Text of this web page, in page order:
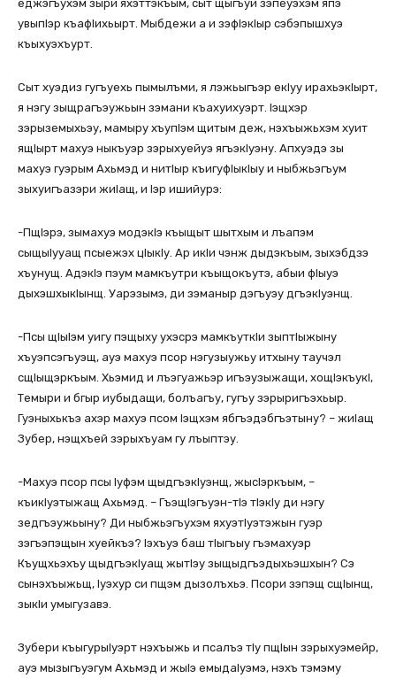
еджэгъухэм зыри яхэттэкъым, сыт щыгъуи зэпеуэхэм япэ
увыпIэр къафIихьырт. Мыбдежи а и зэфIэкIыр сэбэпышхуэ
къыхуэхъурт.
Сыт хуэдиз гугъуехь пымылъми, я лэжьыгъэр екIуу ирахьэкIырт,
я нэгу зыщрагъэужьын зэмани къахуихуэрт. Iэщхэр
зэрыземыхьэу, мамыру хъупIэм щитым деж, нэхъыжьхэм хуит
ящIырт махуэ ныкъуэр зэрыхуейуэ ягъэкIуэну. Апхуэдэ зы
махуэ гуэрым Ахьмэд и нитIыр къигуфIыкIыу и ныбжьэгъум
зыхуигъазэри жиIащ, и Iэр ишийурэ:
-ПщIэрэ, зымахуэ модэкIэ къыщыт шытхым и лъапэм
сыщыIууащ псыежэх цIыкIу. Ар икIи чэнж дыдэкъым, зыхэбдзэ
хъунущ. АдэкIэ пэум мамкъутри къыщокъутэ, абыи фIыуэ
дыхэшхыкIынщ. Уарэзымэ, ди зэманыр дэгъуэу дгъэкIуэнщ.
-Псы щIыIэм уигу пэщыху ухэсрэ мамкъуткIи зыптIыжыну
хъуэпсэгъуэщ, ауэ махуэ псор нэгузыужьу итхыну таучэл
сщIыщэркъым. Хьэмид и лъэгуажьэр игъэузыжащи, хощIэкъукI,
Темыри и бгыр иубыдащи, болъагъу, гугъу зэрыригъэхьыр.
Гуэныхькъэ ахэр махуэ псом Iэщхэм ябгъэдэбгъэтыну? – жиIащ
Зубер, нэщхъей зэрыхъуам гу лъыптэу.
-Махуэ псор псы Iуфэм щыдгъэкIуэнщ, жысIэркъым, –
къикIуэтыжащ Ахьмэд. – ГъэщIэгъуэн-тIэ тIэкIу ди нэгу
зедгъэужьыну? Ди ныбжьэгъухэм яхуэтIуэтэжын гуэр
зэгъэпэщын хуейкъэ? Iэхъуэ баш тIыгъыу гъэмахуэр
Къущхьэхъу щыдгъэкIуащ жытIэу зыщыдгъэдыхьэшхын? Сэ
сынэхъыжьщ, Iуэхур си пщэм дызолъхьэ. Псори зэпэщ сщIынщ,
зыкIи умыгузавэ.
Зубери къыгурыIуэрт нэхъыжь и псалъэ тIу пщIын зэрыхуэмейр,
ауэ мызыгъуэгум Ахьмэд и жыIэ емыдаIуэмэ, нэхъ тэмэму